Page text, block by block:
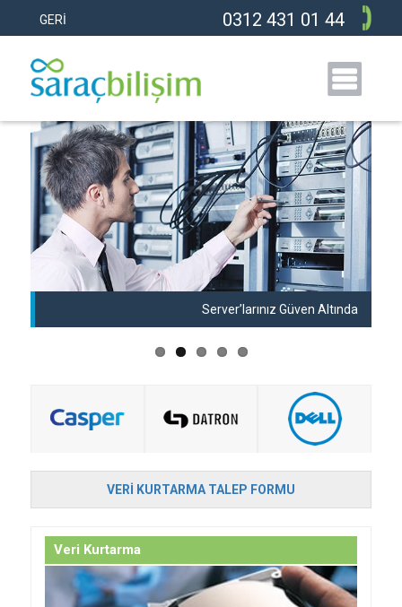
GERİ 0312 431 01 44
Server’larınız Güven Altında
VERI KURTARMA TALEP FORMU
Veri Kurtarma